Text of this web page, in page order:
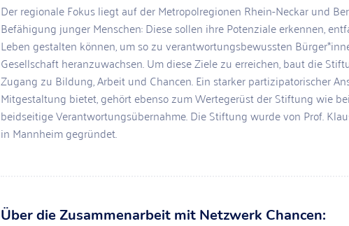
Der regionale Fokus liegt auf der Metropolregionen Rhein-Neckar und
Befähigung junger Menschen: Diese sollen ihre Potenziale erkennen,
Leben gestalten können, um so zu verantwortungsbewussten
Gesellschaft heranzuwachsen. Um diese Ziele zu erreichen, baut die
Zugang zu Bildung, Arbeit und Chancen. Ein starker partizipatorischer
Mitgestaltung bietet, gehört ebenso zum Wertegerüst der Stiftung wie
beidseitige Verantwortungsübernahme. Die Stiftung wurde von Prof.
in Mannheim gegründet.
Über die Zusammenarbeit mit Netzwerk Chancen: